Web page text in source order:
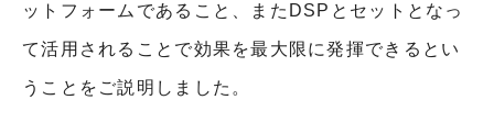
ットフォームであること、またDSPとセットとなっ
て活用されることで効果を最大限に発揮できるとい
うことをご説明しました。